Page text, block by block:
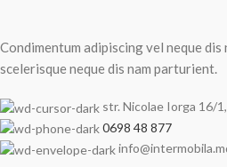
Condimentum adipiscing vel neque
scelerisque neque dis nam parturient.
str. Nicolae Iorga 16/
0698 48 877